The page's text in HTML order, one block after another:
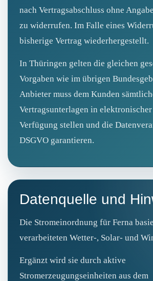
nach Vertragsabschluss ohne
zu widerrufen. Im Falle eines
bisherige Vertrag wiederhergestellt.
In Thüringen gelten die gleichen
Vorgaben wie im übrigen
Anbieter muss dem Kunden
Vertragsunterlagen in
Verfügung stellen und die
DSGVO garantieren.
Datenquelle und
Die Stromeinordnung für Ferna
verarbeiteten Wetter-, Solar- und
Ergänzt wird sie durch aktive
Stromerzeugungseinheiten aus dem